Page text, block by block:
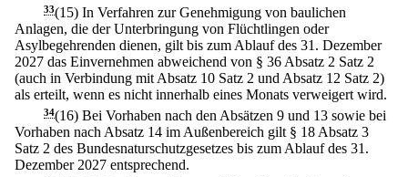
33(15) In Verfahren zur Genehmigung von baulichen
Anlagen, die der Unterbringung von Flüchtlingen oder
Asylbegehrenden dienen, gilt bis zum Ablauf des 31. Dezember
2027 das Einvernehmen abweichend von § 36 Absatz 2 Satz 2
(auch in Verbindung mit Absatz 10 Satz 2 und Absatz 12 Satz 2)
als erteilt, wenn es nicht innerhalb eines Monats verweigert wird.
34(16) Bei Vorhaben nach den Absätzen 9 und 13 sowie bei
Vorhaben nach Absatz 14 im Außenbereich gilt § 18 Absatz 3
Satz 2 des Bundesnaturschutzgesetzes bis zum Ablauf des 31.
Dezember 2027 entsprechend.